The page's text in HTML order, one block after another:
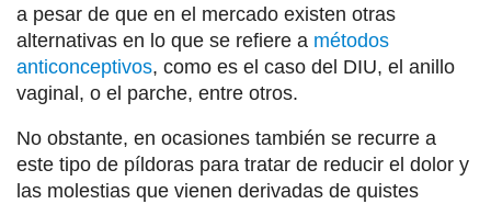
a pesar de que en el mercado existen otras
alternativas en lo que se refiere a métodos
anticonceptivos, como es el caso del DIU, el anillo
vaginal, o el parche, entre otros.
No obstante, en ocasiones también se recurre a
este tipo de píldoras para tratar de reducir el dolor y
las molestias que vienen derivadas de quistes